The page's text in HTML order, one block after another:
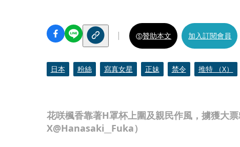
花咲楓香靠著H罩杯上圍及親民作風，擄獲大
X@Hanasaki__Fuka）
贊助本文 加入訂閱會員
日本 粉絲 寫真女星 正妹 禁令 推特 （X）